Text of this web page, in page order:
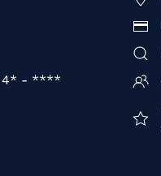
4* - ****